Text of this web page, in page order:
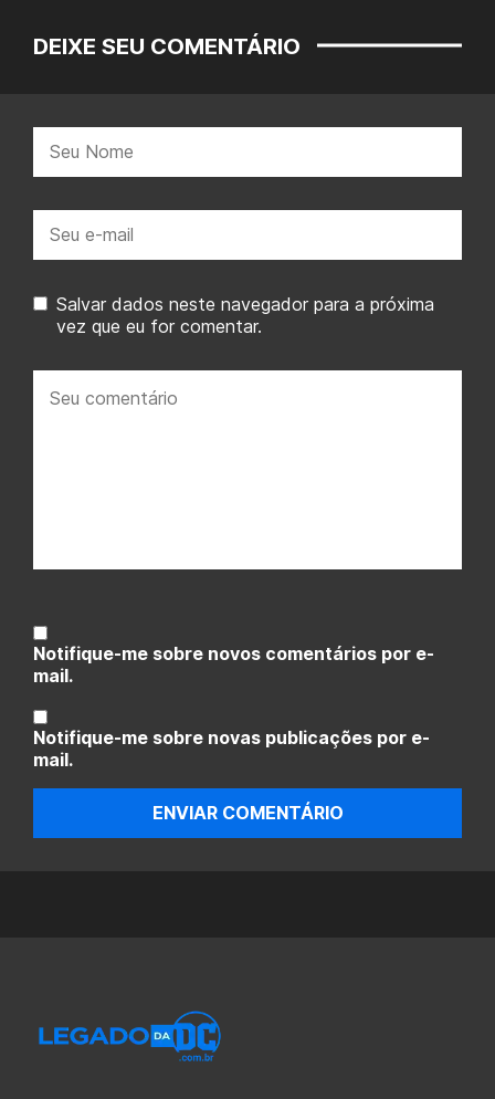
DEIXE SEU COMENTÁRIO
mail:
Salvar dados neste navegador para a próxima
vez que eu for comentar.
comentário:
Notifique-me sobre novos comentários por e-
mail.
Notifique-me sobre novas publicações por e-
mail.
ENVIAR COMENTÁRIO